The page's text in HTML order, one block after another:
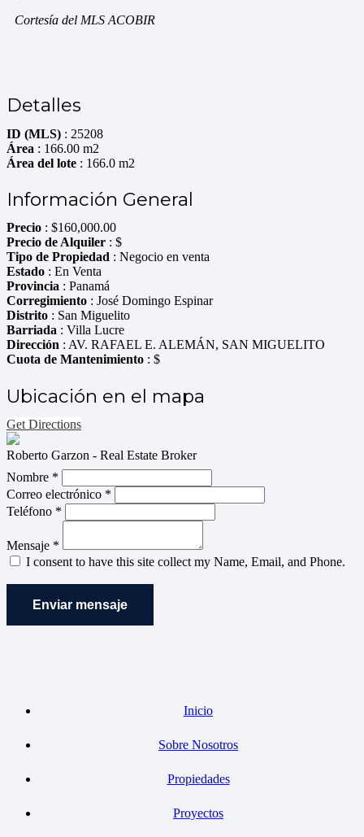
Cortesía del MLS ACOBIR
Detalles
ID (MLS) : 25208
Área : 166.00 m2
Área del lote : 166.0 m2
Información General
Precio : $160,000.00
Precio de Alquiler : $
Tipo de Propiedad : Negocio en venta
Estado : En Venta
Provincia : Panamá
Corregimiento : José Domingo Espinar
Distrito : San Miguelito
Barriada : Villa Lucre
Dirección : AV. RAFAEL E. ALEMÁN, SAN MIGUELITO
Cuota de Mantenimiento : $
Ubicación en el mapa
Get Directions
Roberto Garzon - Real Estate Broker
Nombre *
Correo electrónico *
Teléfono *
Mensaje *
I consent to have this site collect my Name, Email, and Phone.
Enviar mensaje
Inicio
Sobre Nosotros
Propiedades
Proyectos